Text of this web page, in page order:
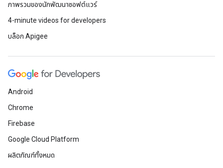
ภาพรวมของนักพัฒนาซอฟต์แวร์
4-minute videos for developers
บล็อก Apigee
Android
Chrome
Firebase
Google Cloud Platform
ผลิตภัณฑ์ทั้งหมด